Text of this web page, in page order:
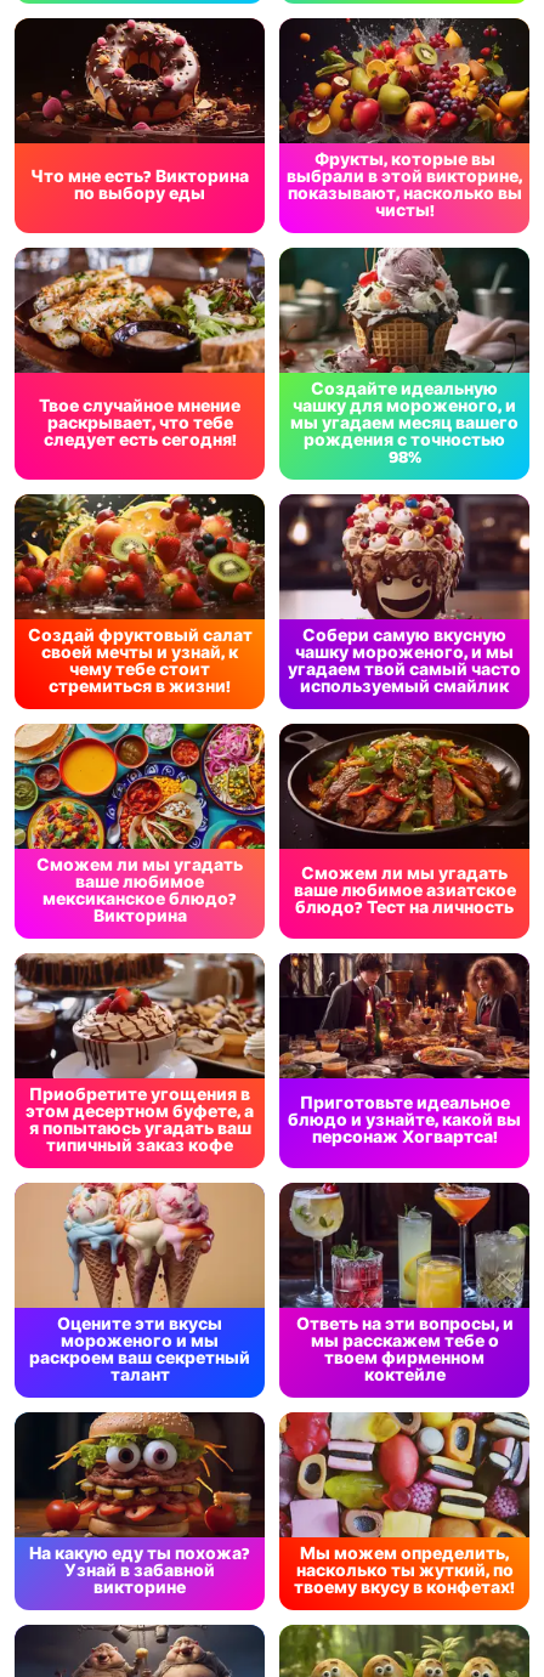
Что мне есть? Викторина
по выбору еды
Фрукты, которые вы
выбрали в этой викторине,
показывают, насколько вы
чисты!
Твое случайное мнение
раскрывает, что тебе
следует есть сегодня!
Создайте идеальную
чашку для мороженого, и
мы угадаем месяц вашего
рождения с точностью
98%
Создай фруктовый салат
своей мечты и узнай, к
чему тебе стоит
стремиться в жизни!
Собери самую вкусную
чашку мороженого, и мы
угадаем твой самый часто
используемый смайлик
Сможем ли мы угадать
ваше любимое
мексиканское блюдо?
Викторина
Сможем ли мы угадать
ваше любимое азиатское
блюдо? Тест на личность
Приобретите угощения в
этом десертном буфете, а
я попытаюсь угадать ваш
типичный заказ кофе
Приготовьте идеальное
блюдо и узнайте, какой вы
персонаж Хогвартса!
Оцените эти вкусы
мороженого и мы
раскроем ваш секретный
талант
Ответь на эти вопросы, и
мы расскажем тебе о
твоем фирменном
коктейле
На какую еду ты похожа?
Узнай в забавной
викторине
Мы можем определить,
насколько ты жуткий, по
твоему вкусу в конфетах!